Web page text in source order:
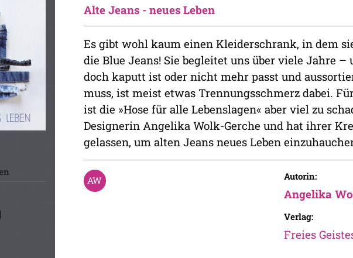
Alte Jeans - neues Leben
Es gibt wohl kaum einen Kleiderschrank, in dem
die Blue Jeans! Sie begleitet uns über viele Jahre
doch kaputt ist oder nicht mehr passt und
muss, ist meist etwas Trennungsschmerz dabei.
ist die »Hose für alle Lebenslagen« aber viel zu
Designerin Angelika Wolk-Gerche und hat ihrer
gelassen, um alten Jeans neues Leben
Autorin:
Angelika
Verlag:
Freies